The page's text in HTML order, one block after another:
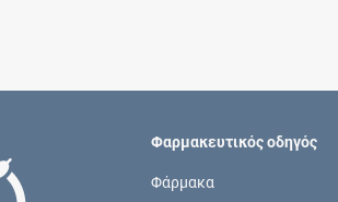
επιπλέον
Φαρμακευτικός οδηγός
Φάρμακα